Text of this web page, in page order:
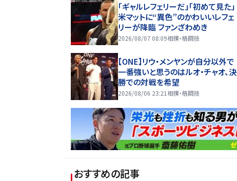
「ギャルレフェリーだ」「初めて見た」
米マットに“異色”のかわいいレフェ
リーが降臨 ファンざわめき
2026/08/07 08:09相撲・格闘技
【ONE】リウ・メンヤンが自分以外で
一番強いと思うのはルオ・チャオ、決
勝での対戦を希望
2026/08/06 23:21 相撲・格闘技
おすすめの記事